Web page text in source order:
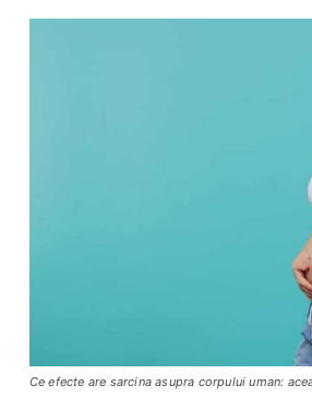
Ce efecte are sarcina asupra corpului uman: